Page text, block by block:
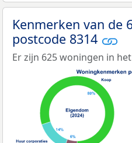
Kenmerken van de
postcode 8314
Er zijn 625 woningen in